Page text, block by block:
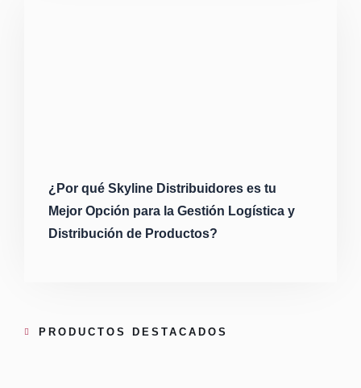
¿Por qué Skyline Distribuidores es tu
Mejor Opción para la Gestión Logística y
Distribución de Productos?
PRODUCTOS DESTACADOS